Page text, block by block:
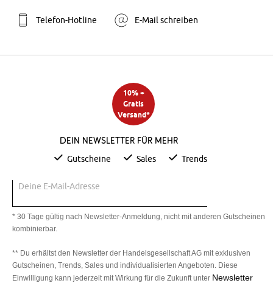
Telefon-Hotline E-Mail schreiben
10% +
Gratis
Versand*
Dein Newsletter für mehr
Gutscheine Sales Trends
Deine E-Mail-Adresse
* 30 Tage gültig nach Newsletter-Anmeldung, nicht mit anderen Gutscheinen
kombinierbar.
** Du erhältst den Newsletter der Handelsgesellschaft AG mit exklusiven
Gutscheinen, Trends, Sales und individualisierten Angeboten. Diese
Einwilligung kann jederzeit mit Wirkung für die Zukunft unter Newsletter